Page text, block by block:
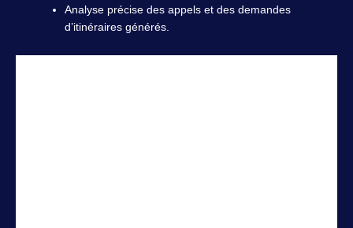
Analyse précise des appels et des demandes
d’itinéraires générés.